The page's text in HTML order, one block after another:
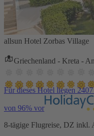
allsun Hotel Zorbas Village
Griechenland - Kreta -
Für dieses Hotel liegen
von 96% vor
8-tägige Flugreise, DZ inkl.